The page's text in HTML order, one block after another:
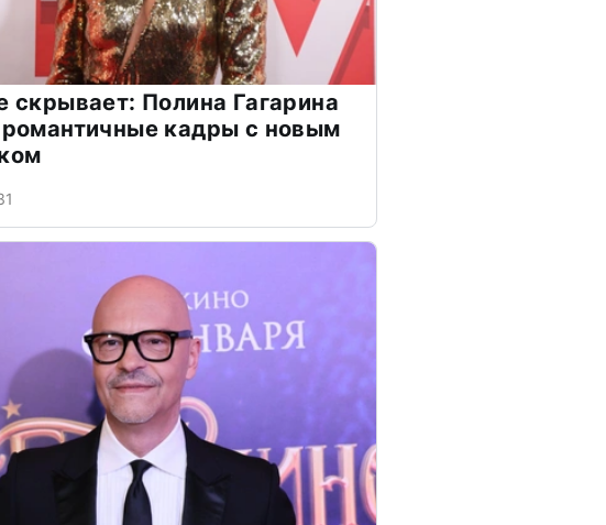
скрывает: Полина Гагарина
романтичные кадры с новым